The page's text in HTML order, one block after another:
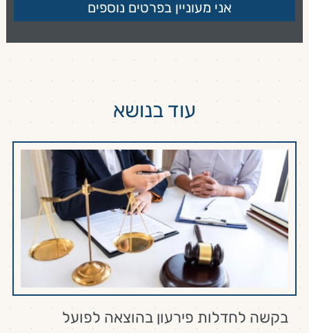
עוד בנושא
בקשה לחדלות פירעון בהוצאה לפועל